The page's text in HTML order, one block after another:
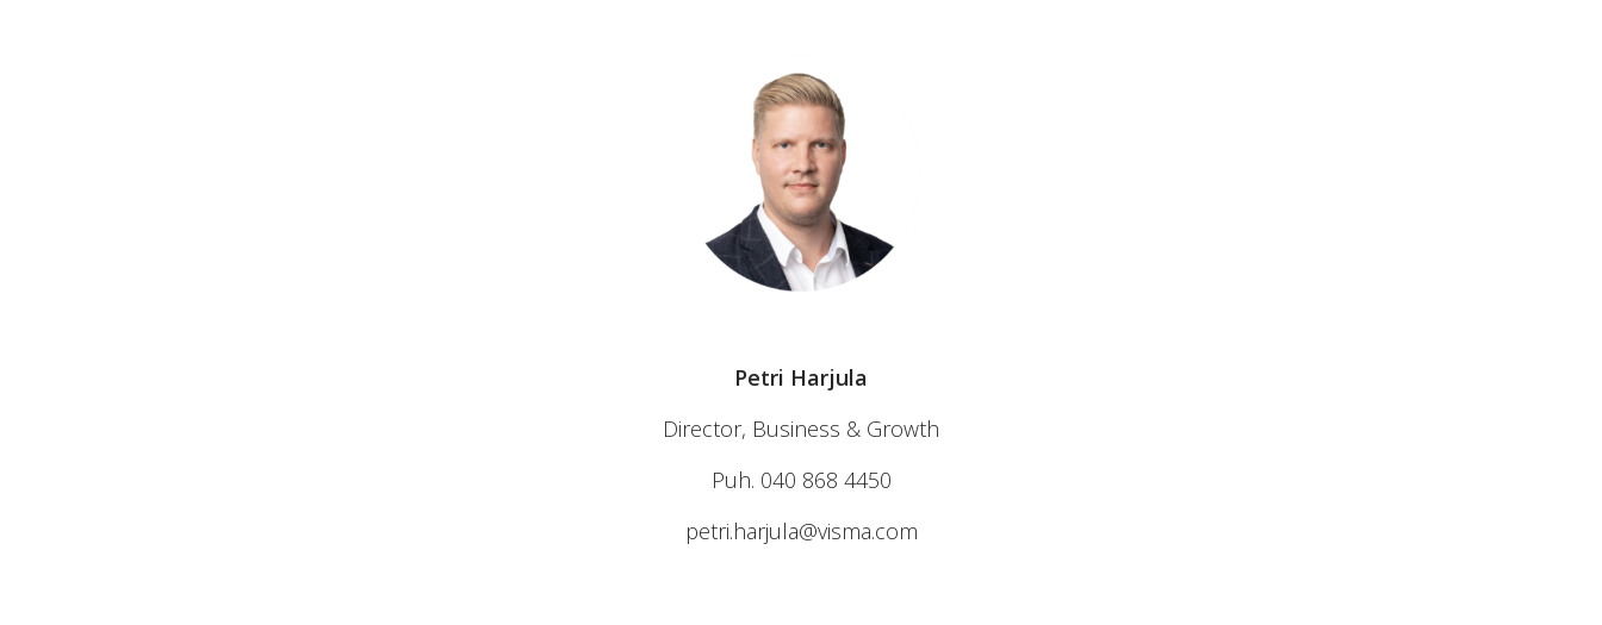
Petri Harjula
Director, Business & Growth
Puh. 040 868 4450
petri.harjula@visma.com